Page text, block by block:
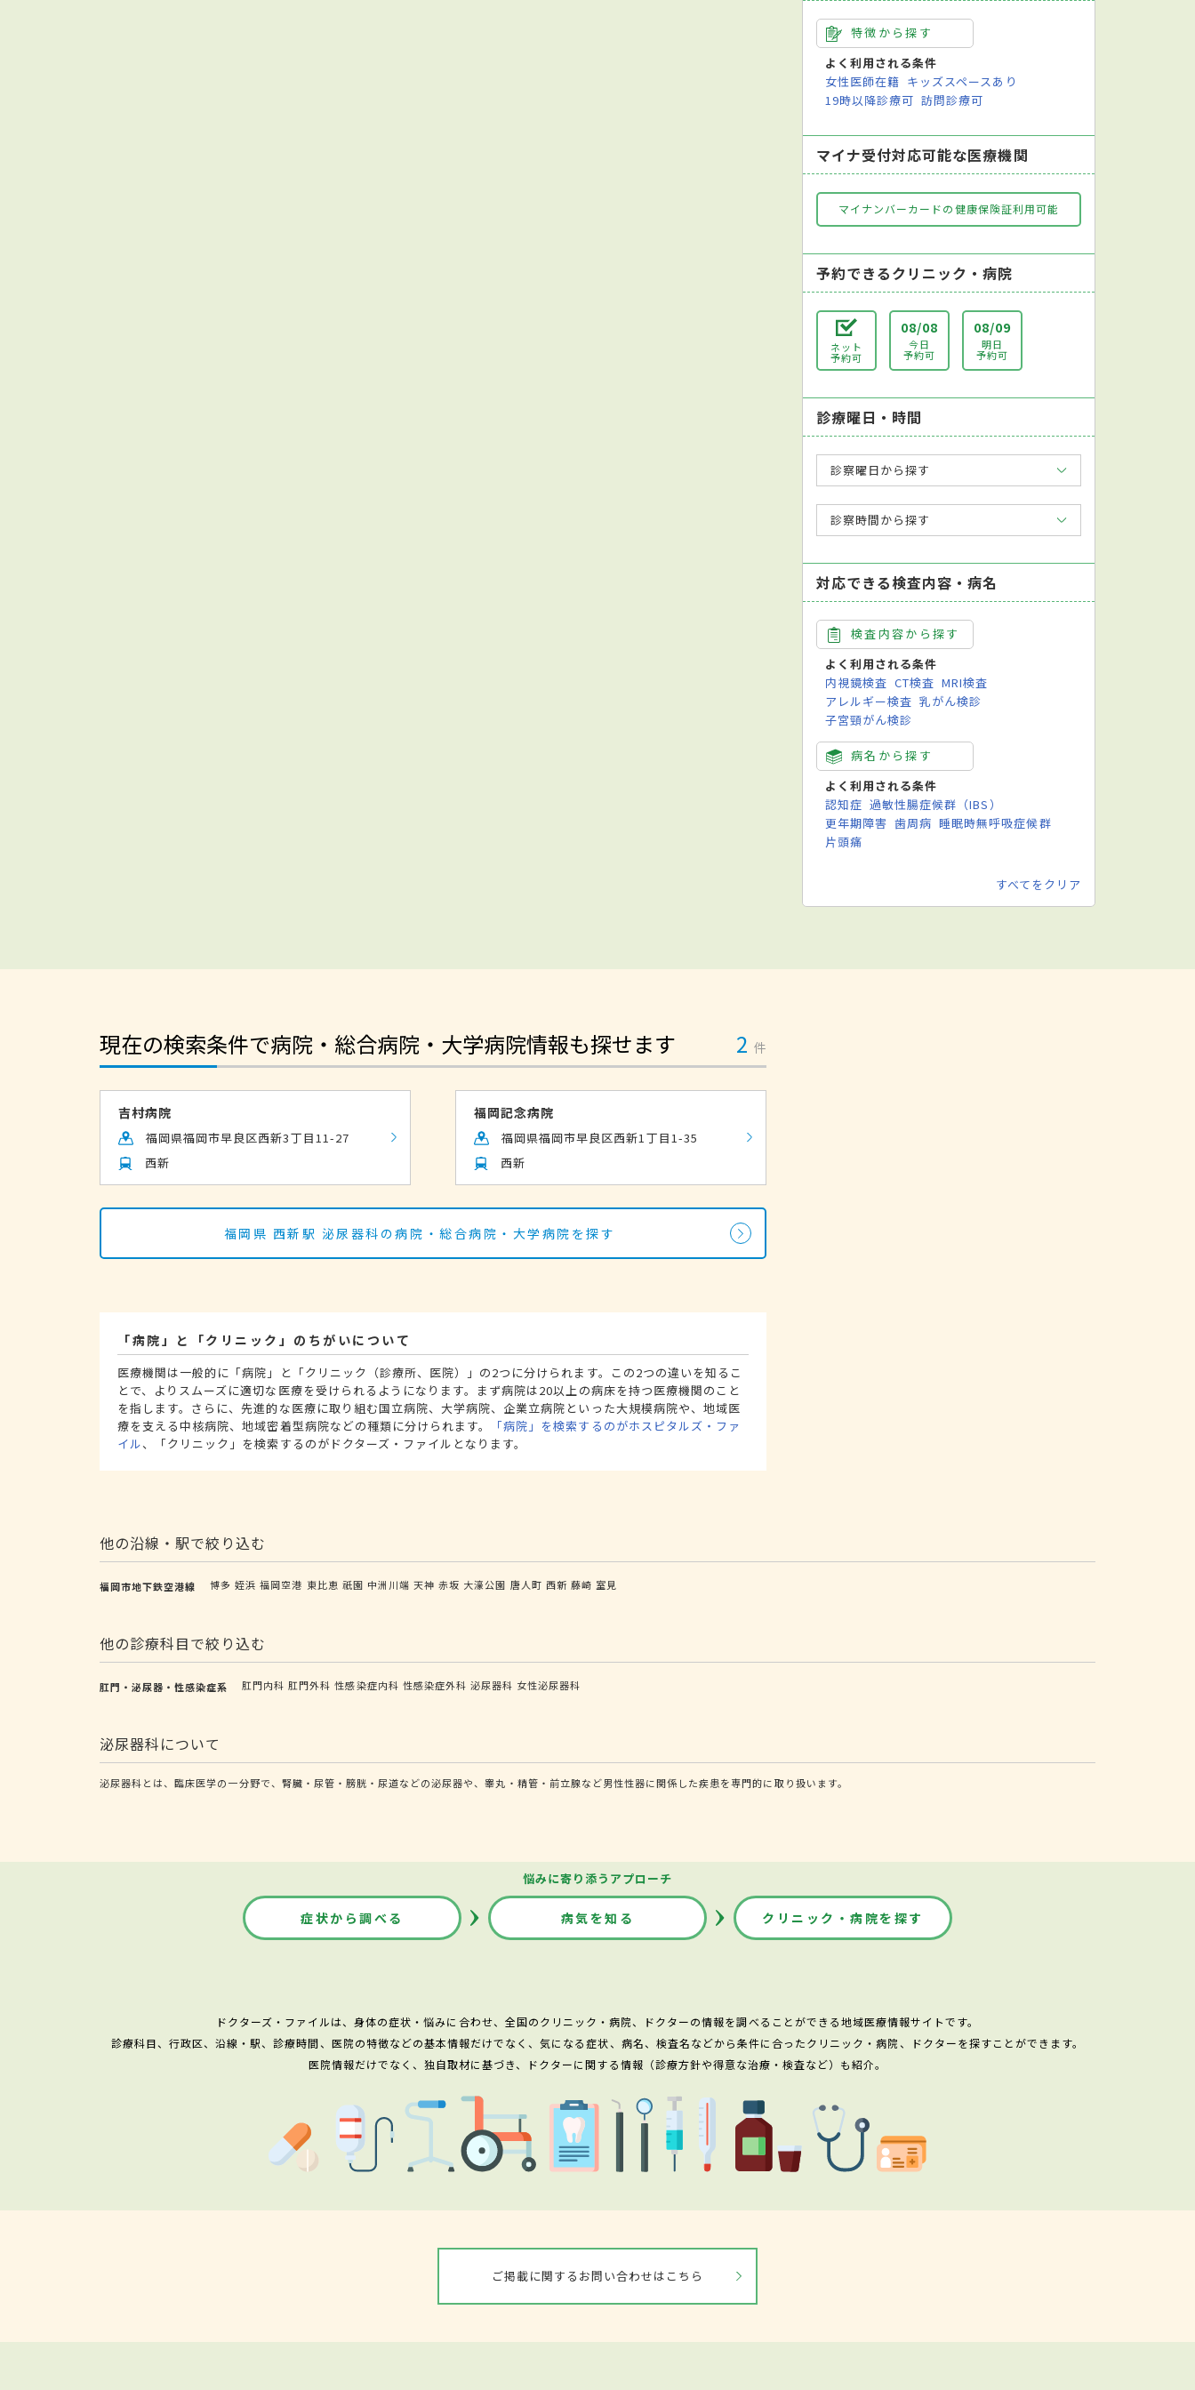
特徴から探す
よく利用される条件
女性医師在籍 キッズスペースあり
19時以降診療可 訪問診療可
マイナ受付対応可能な医療機関
マイナンバーカードの健康保険証利用可能
予約できるクリニック・病院
ネット
予約可
08/08
今日
予約可
08/09
明日
予約可
診療曜日・時間
診察曜日から探す
診察時間から探す
対応できる検査内容・病名
検査内容から探す
よく利用される条件
内視鏡検査 CT検査 MRI検査
アレルギー検査 乳がん検診
子宮頸がん検診
病名から探す
よく利用される条件
認知症 過敏性腸症候群（IBS）
更年期障害 歯周病 睡眠時無呼吸症候群
片頭痛
すべてをクリア
現在の検索条件で病院・総合病院・大学病院情報も探せます 2 件
吉村病院
福岡県福岡市早良区西新3丁目11-27
西新
福岡記念病院
福岡県福岡市早良区西新1丁目1-35
西新
福岡県 西新駅 泌尿器科の病院・総合病院・大学病院を探す
「病院」と「クリニック」のちがいについて
医療機関は一般的に「病院」と「クリニック（診療所、医院）」の2つに分けられます。この2つの違いを知るこ
とで、よりスムーズに適切な医療を受けられるようになります。まず病院は20以上の病床を持つ医療機関のこと
を指します。さらに、先進的な医療に取り組む国立病院、大学病院、企業立病院といった大規模病院や、地域医
療を支える中核病院、地域密着型病院などの種類に分けられます。
「病院」を検索するのがホスピタルズ・ファ
イル、「クリニック」を検索するのがドクターズ・ファイルとなります。
他の沿線・駅で絞り込む
福岡市地下鉄空港線 博多 姪浜 福岡空港 東比恵 祇園 中洲川端 天神 赤坂 大濠公園 唐人町 西新 藤崎 室見
他の診療科目で絞り込む
肛門・泌尿器・性感染症系 肛門内科 肛門外科 性感染症内科 性感染症外科 泌尿器科 女性泌尿器科
泌尿器科について
泌尿器科とは、臨床医学の一分野で、腎臓・尿管・膀胱・尿道などの泌尿器や、睾丸・精管・前立腺など男性性器に関係した疾患を専門的に取り扱います。
悩みに寄り添うアプローチ
症状から調べる 病気を知る クリニック・病院を探す
ドクターズ・ファイルは、身体の症状・悩みに合わせ、全国のクリニック・病院、ドクターの情報を調べることができる地域医療情報サイトです。
診療科目、行政区、沿線・駅、診療時間、医院の特徴などの基本情報だけでなく、気になる症状、病名、検査名などから条件に合ったクリニック・病院、ドクターを探すことができます。
医院情報だけでなく、独自取材に基づき、ドクターに関する情報（診療方針や得意な治療・検査など）も紹介。
ご掲載に関するお問い合わせはこちら